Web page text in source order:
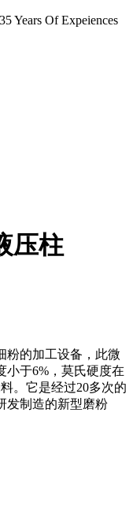
Years Of Expeiences
压柱
粉的加工设备，此微
小于6%，莫氏硬度在
。它是经过20多次的
发制造的新型磨粉